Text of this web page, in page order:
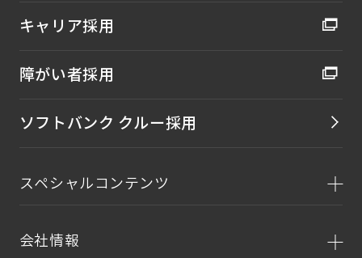
キャリア採用
障がい者採用
ソフトバンク クルー採用
スペシャルコンテンツ
会社情報